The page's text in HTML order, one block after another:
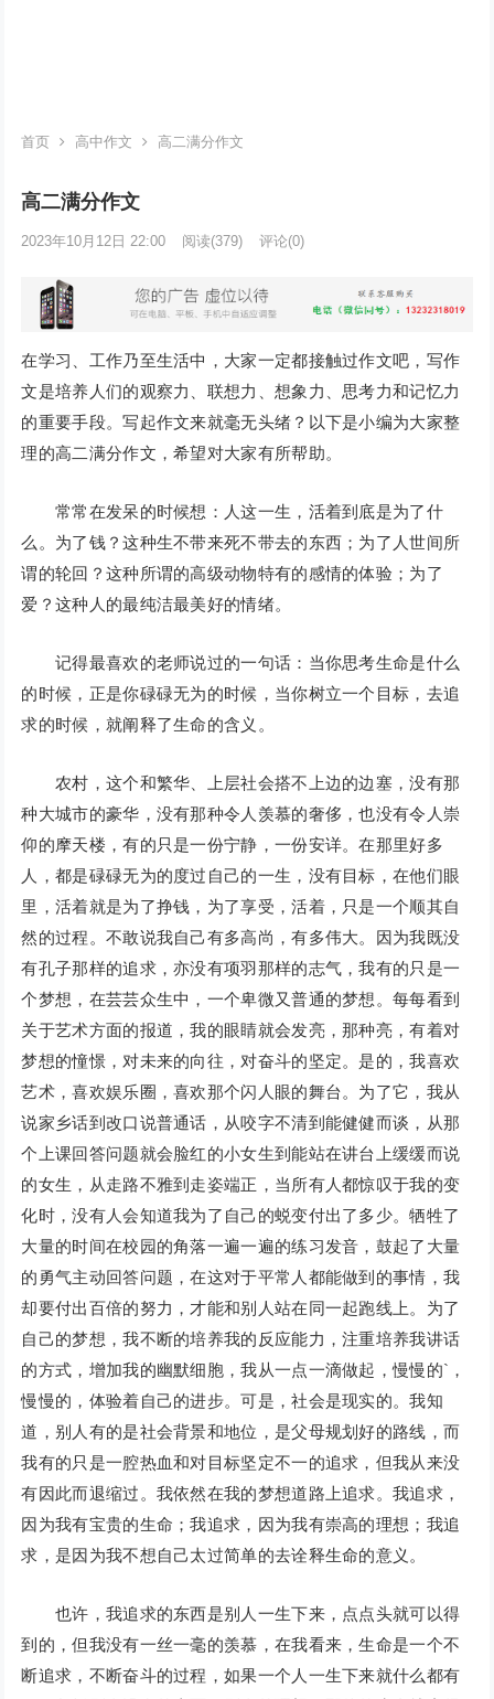
首页 高中作文 高二满分作文
高二满分作文
2023年10月12日 22:00 阅读(379) 评论(0)
在学习、工作乃至生活中，大家一定都接触过作文吧，写作
文是培养人们的观察力、联想力、想象力、思考力和记忆力
的重要手段。写起作文来就毫无头绪？以下是小编为大家整
理的高二满分作文，希望对大家有所帮助。
常常在发呆的时候想：人这一生，活着到底是为了什
么。为了钱？这种生不带来死不带去的东西；为了人世间所
谓的轮回？这种所谓的高级动物特有的感情的体验；为了
爱？这种人的最纯洁最美好的情绪。
记得最喜欢的老师说过的一句话：当你思考生命是什么
的时候，正是你碌碌无为的时候，当你树立一个目标，去追
求的时候，就阐释了生命的含义。
农村，这个和繁华、上层社会搭不上边的边塞，没有那
种大城市的豪华，没有那种令人羡慕的奢侈，也没有令人崇
仰的摩天楼，有的只是一份宁静，一份安详。在那里好多
人，都是碌碌无为的度过自己的一生，没有目标，在他们眼
里，活着就是为了挣钱，为了享受，活着，只是一个顺其自
然的过程。不敢说我自己有多高尚，有多伟大。因为我既没
有孔子那样的追求，亦没有项羽那样的志气，我有的只是一
个梦想，在芸芸众生中，一个卑微又普通的梦想。每每看到
关于艺术方面的报道，我的眼睛就会发亮，那种亮，有着对
梦想的憧憬，对未来的向往，对奋斗的坚定。是的，我喜欢
艺术，喜欢娱乐圈，喜欢那个闪人眼的舞台。为了它，我从
说家乡话到改口说普通话，从咬字不清到能健健而谈，从那
个上课回答问题就会脸红的小女生到能站在讲台上缓缓而说
的女生，从走路不雅到走姿端正，当所有人都惊叹于我的变
化时，没有人会知道我为了自己的蜕变付出了多少。牺牲了
大量的时间在校园的角落一遍一遍的练习发音，鼓起了大量
的勇气主动回答问题，在这对于平常人都能做到的事情，我
却要付出百倍的努力，才能和别人站在同一起跑线上。为了
自己的梦想，我不断的培养我的反应能力，注重培养我讲话
的方式，增加我的幽默细胞，我从一点一滴做起，慢慢的`，
慢慢的，体验着自己的进步。可是，社会是现实的。我知
道，别人有的是社会背景和地位，是父母规划好的路线，而
我有的只是一腔热血和对目标坚定不一的追求，但我从来没
有因此而退缩过。我依然在我的梦想道路上追求。我追求，
因为我有宝贵的生命；我追求，因为我有崇高的理想；我追
求，是因为我不想自己太过简单的去诠释生命的意义。
也许，我追求的东西是别人一生下来，点点头就可以得
到的，但我没有一丝一毫的羡慕，在我看来，生命是一个不
断追求，不断奋斗的过程，如果一个人一生下来就什么都有